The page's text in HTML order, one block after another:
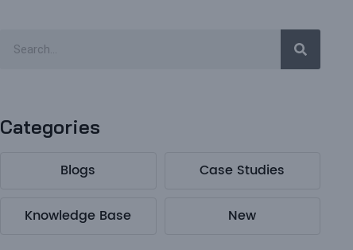
Categories
Blogs Case Studies
Knowledge Base New